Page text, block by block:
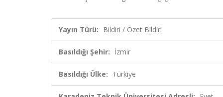
Yayın Türü: Bildiri / Özet Bildiri
Basıldığı Şehir: İzmir
Basıldığı Ülke: Türkiye